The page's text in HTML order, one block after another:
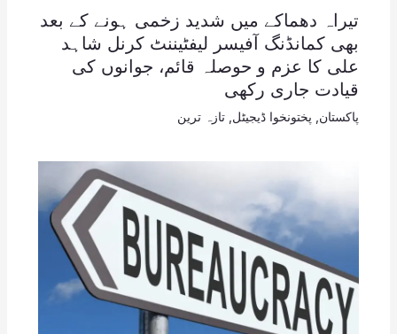
تیراہ دھماکے میں شدید زخمی ہونے کے بعد
بھی کمانڈنگ آفیسر لیفٹیننٹ کرنل شاہد
علی کا عزم و حوصلہ قائم، جوانوں کی
قیادت جاری رکھی
پاکستان پختونخوا ڈیجیٹل تازہ ترین